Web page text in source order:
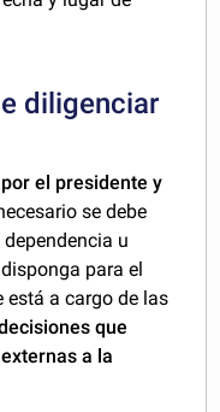
diligenciar
el presidente y
se debe
u
para el
está a cargo de las
que
a la